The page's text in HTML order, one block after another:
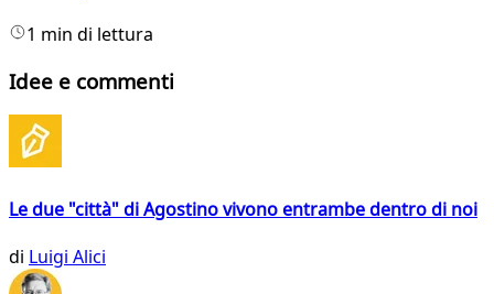
1 min di lettura
Idee e commenti
Le due "città" di Agostino vivono entrambe dentro di noi
di Luigi Alici